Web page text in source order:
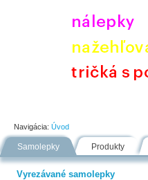
Navigácia: Úvod
Samolepky Produkty
Vyrezávané samolepky